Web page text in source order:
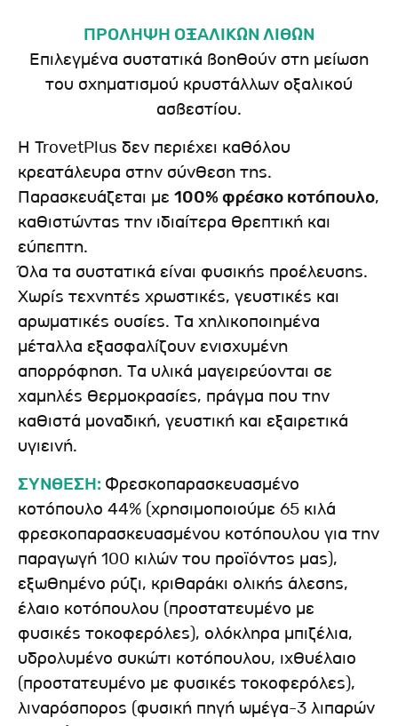
ΠΡΟΛΗΨΗ ΟΞΑΛΙΚΩΝ ΛΙΘΩΝ
Επιλεγμένα συστατικά βοηθούν στη μείωση
του σχηματισμού κρυστάλλων οξαλικού
ασβεστίου.
Η TrovetPlus δεν περιέχει καθόλου
κρεατάλευρα στην σύνθεση της.
Παρασκευάζεται με 100% φρέσκο κοτόπουλο,
καθιστώντας την ιδιαίτερα θρεπτική και
εύπεπτη.
Όλα τα συστατικά είναι φυσικής προέλευσης.
Χωρίς τεχνητές χρωστικές, γευστικές και
αρωματικές ουσίες. Τα χηλικοποιημένα
μέταλλα εξασφαλίζουν ενισχυμένη
απορρόφηση. Τα υλικά μαγειρεύονται σε
χαμηλές θερμοκρασίες, πράγμα που την
καθιστά μοναδική, γευστική και εξαιρετικά
υγιεινή.
ΣΥΝΘΕΣΗ: Φρεσκοπαρασκευασμένο
κοτόπουλο 44% (χρησιμοποιούμε 65 κιλά
φρεσκοπαρασκευασμένου κοτόπουλου για την
παραγωγή 100 κιλών του προϊόντος μας),
εξωθημένο ρύζι, κριθαράκι ολικής άλεσης,
έλαιο κοτόπουλου (προστατευμένο με
φυσικές τοκοφερόλες), ολόκληρα μπιζέλια,
υδρολυμένο συκώτι κοτόπουλου, ιχθυέλαιο
(προστατευμένο με φυσικές τοκοφερόλες),
λιναρόσπορος (φυσική πηγή ωμέγα-3 λιπαρών